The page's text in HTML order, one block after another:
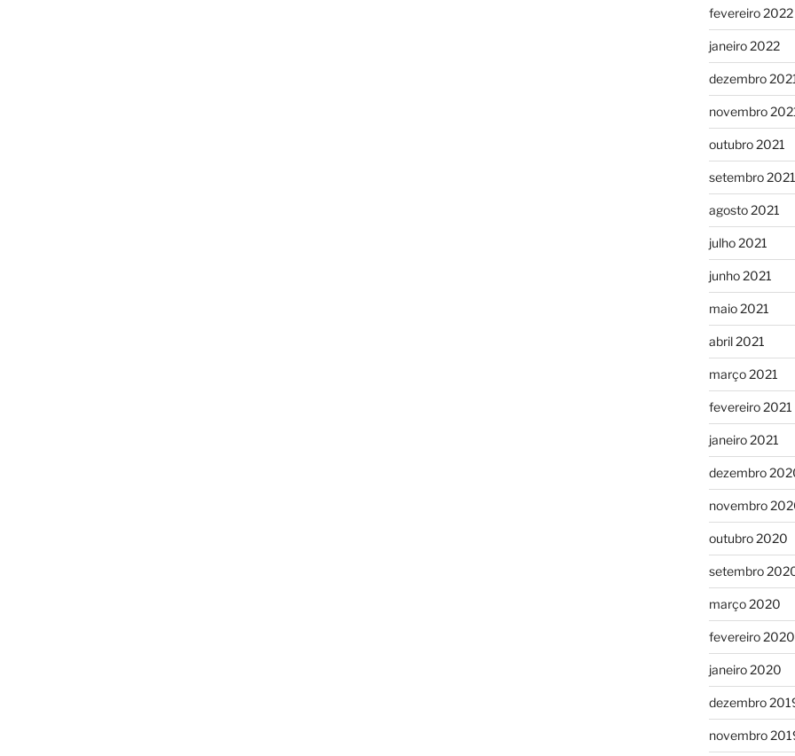
fevereiro 2022
janeiro 2022
dezembro
novembro
outubro 2021
setembro 2021
agosto 2021
julho 2021
junho 2021
maio 2021
abril 2021
março 2021
fevereiro 2021
janeiro 2021
dezembro
novembro
outubro 2020
setembro
março 2020
fevereiro 2020
janeiro 2020
dezembro
novembro